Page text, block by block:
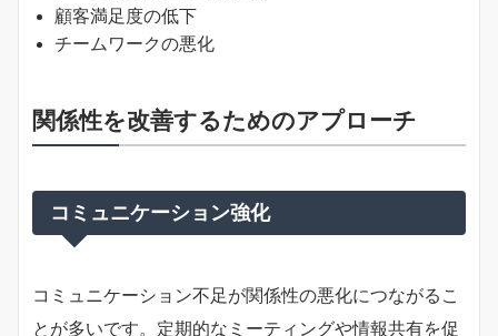
顧客満足度の低下
チームワークの悪化
関係性を改善するためのアプローチ
コミュニケーション強化
コミュニケーション不足が関係性の悪化につながるこ
とが多いです。定期的なミーティングや情報共有を促